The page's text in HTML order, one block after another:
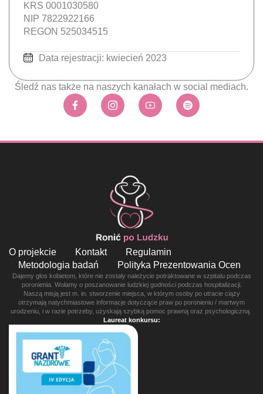
KRS 0001030580
NIP 7822922166
REGON 525034515
Data rejestracji: kwiecień 2023
Śledź nas także na naszych kanałach w social mediach.
O projekcie Kontakt
Regulamin
Metodologia badań
Polityka Prezentowania Ocen
Dajemy głos kobietom, które nie zostały należycie potraktowane w szpitalu podczas
poronienia. Wołamy o poszanowanie ludzkiej godności podczas hospitalizacji.
Naszą misją jest m. in. stworzenie miejsca, w którym osoby po utracie ciąży
otrzymają natychmiastowe informacje dotyczące praw po poronieniu / martwym
urodzeniu, i w razie potrzeby, uzyskają szybką pomoc prawną oraz psychologiczną.
Laureat konkursu: